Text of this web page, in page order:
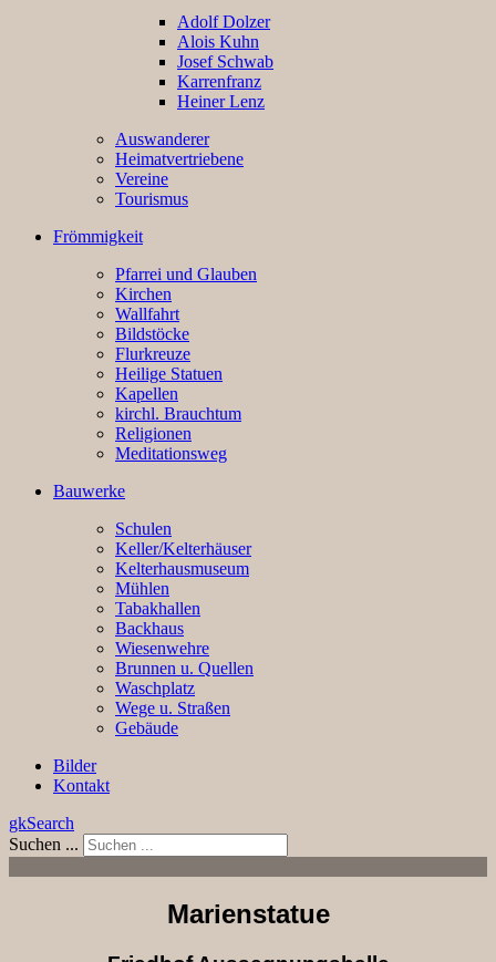
Adolf Dolzer
Alois Kuhn
Josef Schwab
Karrenfranz
Heiner Lenz
Auswanderer
Heimatvertriebene
Vereine
Tourismus
Frömmigkeit
Pfarrei und Glauben
Kirchen
Wallfahrt
Bildstöcke
Flurkreuze
Heilige Statuen
Kapellen
kirchl. Brauchtum
Religionen
Meditationsweg
Bauwerke
Schulen
Keller/Kelterhäuser
Kelterhausmuseum
Mühlen
Tabakhallen
Backhaus
Wiesenwehre
Brunnen u. Quellen
Waschplatz
Wege u. Straßen
Gebäude
Bilder
Kontakt
gkSearch
Suchen ...
Marienstatue